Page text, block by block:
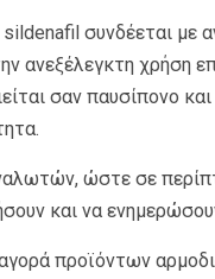
συνδέεται με
ανεξέλεγκτη χρήση
σαν παυσίπονο
ώστε σε
και να
προϊόντων